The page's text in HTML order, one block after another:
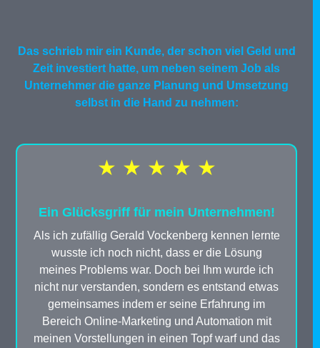
Das schrieb mir ein Kunde, der schon viel Geld und
Zeit investiert hatte, um neben seinem Job als
Unternehmer die ganze Planung und Umsetzung
selbst in die Hand zu nehmen:
★ ★ ★ ★ ★
Ein Glücksgriff für mein Unternehmen!
Als ich zufällig Gerald Vockenberg kennen lernte
wusste ich noch nicht, dass er die Lösung
meines Problems war. Doch bei Ihm wurde ich
nicht nur verstanden, sondern es entstand etwas
gemeinsames indem er seine Erfahrung im
Bereich Online-Marketing und Automation mit
meinen Vorstellungen in einen Topf warf und das